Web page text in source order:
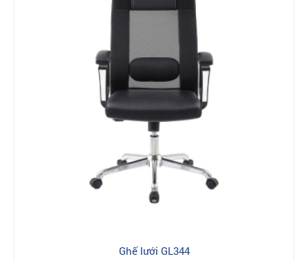
Ghế lưới GL344